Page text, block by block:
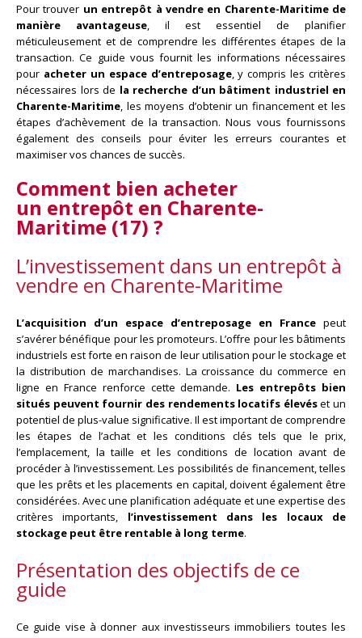
Pour trouver un entrepôt à vendre en Charente-Maritime de
manière avantageuse, il est essentiel de planifier
méticuleusement et de comprendre les différentes étapes de la
transaction. Ce guide vous fournit les informations nécessaires
pour acheter un espace d’entreposage, y compris les critères
nécessaires lors de la recherche d’un bâtiment industriel en
Charente-Maritime, les moyens d’obtenir un financement et les
étapes d’achèvement de la transaction. Nous vous fournissons
également des conseils pour éviter les erreurs courantes et
maximiser vos chances de succès.
Comment bien acheter
un entrepôt en Charente-
Maritime (17) ?
L’investissement dans un entrepôt à
vendre en Charente-Maritime
L’acquisition d’un espace d’entreposage en France peut
s’avérer bénéfique pour les promoteurs. L’offre pour les bâtiments
industriels est forte en raison de leur utilisation pour le stockage et
la distribution de marchandises. La croissance du commerce en
ligne en France renforce cette demande. Les entrepôts bien
situés peuvent fournir des rendements locatifs élevéset un
potentiel de plus-value significative. Il est important de comprendre
les étapes de l’achat et les conditions clés tels que le prix,
l’emplacement, la taille et les conditions de location avant de
procéder à l’investissement. Les possibilités de financement, telles
que les prêts et les placements en capital, doivent également être
considérées. Avec une planification adéquate et une expertise des
critères importants, l’investissement dans les locaux de
stockage peut être rentable à long terme.
Présentation des objectifs de ce
guide
Ce guide vise à donner aux investisseurs immobiliers toutes les